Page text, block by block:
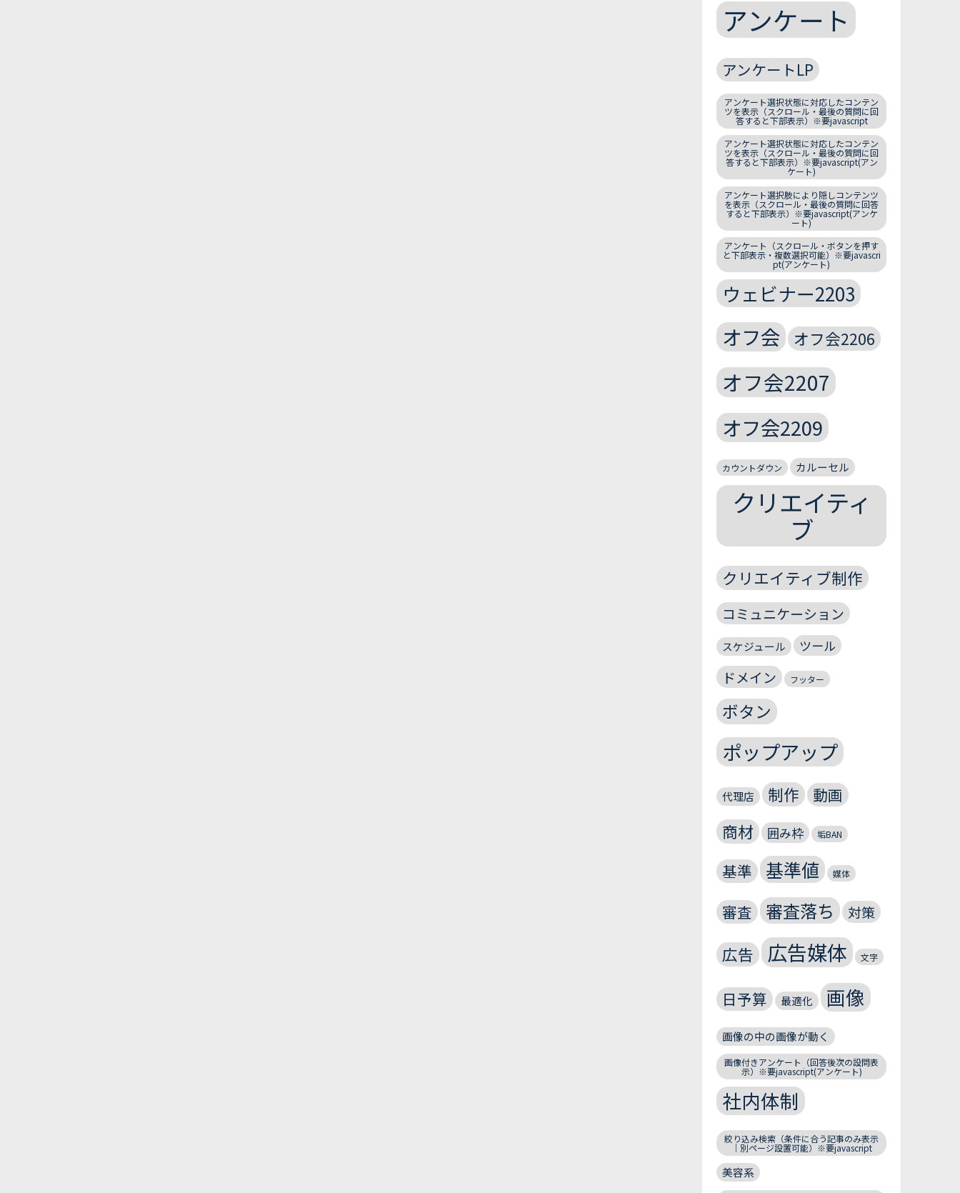
アンケート
アンケートLP
アンケート選択状態に対応したコンテン
ツを表示（スクロール・最後の質問に回
答すると下部表示）※要javascript
アンケート選択状態に対応したコンテン
ツを表示（スクロール・最後の質問に回
答すると下部表示）※要javascript(アン
ケート)
アンケート選択肢により隠しコンテンツ
を表示（スクロール・最後の質問に回答
すると下部表示）※要javascript(アンケ
ート)
アンケート（スクロール・ボタンを押す
と下部表示・複数選択可能）※要javascri
pt(アンケート)
ウェビナー2203
オフ会 オフ会2206
オフ会2207
オフ会2209
カウントダウン カルーセル
クリエイティ
ブ
クリエイティブ制作
コミュニケーション
スケジュール ツール
ドメイン フッター
ボタン
ポップアップ
代理店 制作 動画
商材 囲み枠 垢BAN
基準 基準値 媒体
審査 審査落ち 対策
広告 広告媒体 文字
日予算 最適化 画像
画像の中の画像が動く
画像付きアンケート（回答後次の設問表
示）※要javascript(アンケート)
社内体制
絞り込み検索（条件に合う記事のみ表示
｜別ページ設置可能）※要javascript
美容系